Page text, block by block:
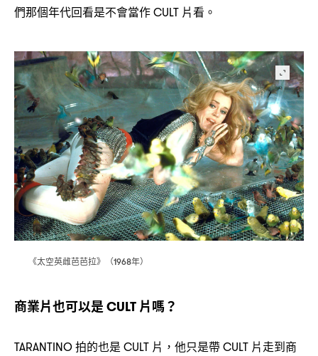
們那個年代回看是不會當作CULT 片看。
《太空英雌芭芭拉》 （1968年）
商業片也可以是CULT片嗎？
TARANTINO拍的也是 CULT 片 ， 他只是帶 CULT 片走到商